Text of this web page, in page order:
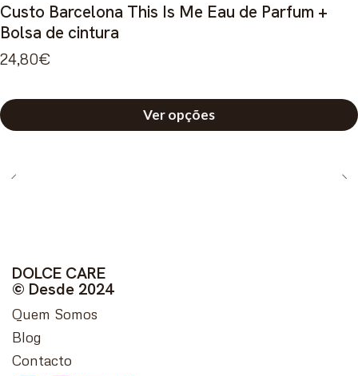
Custo Barcelona This Is Me Eau de Parfum +
Bolsa de cintura
24,80€
Ver opções
DOLCE CARE
© Desde 2024
Quem Somos
Blog
Contacto